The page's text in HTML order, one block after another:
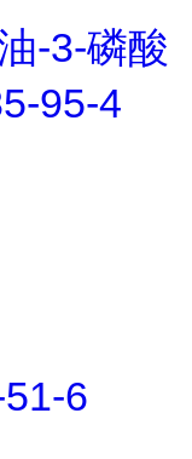
-3-磷酸
95-4
6